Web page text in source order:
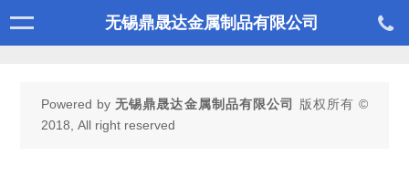
无锡鼎晟达金属制品有限公司
Powered by无锡鼎晟达金属制品有限公司
版权所有 ©
2018, All right reserved